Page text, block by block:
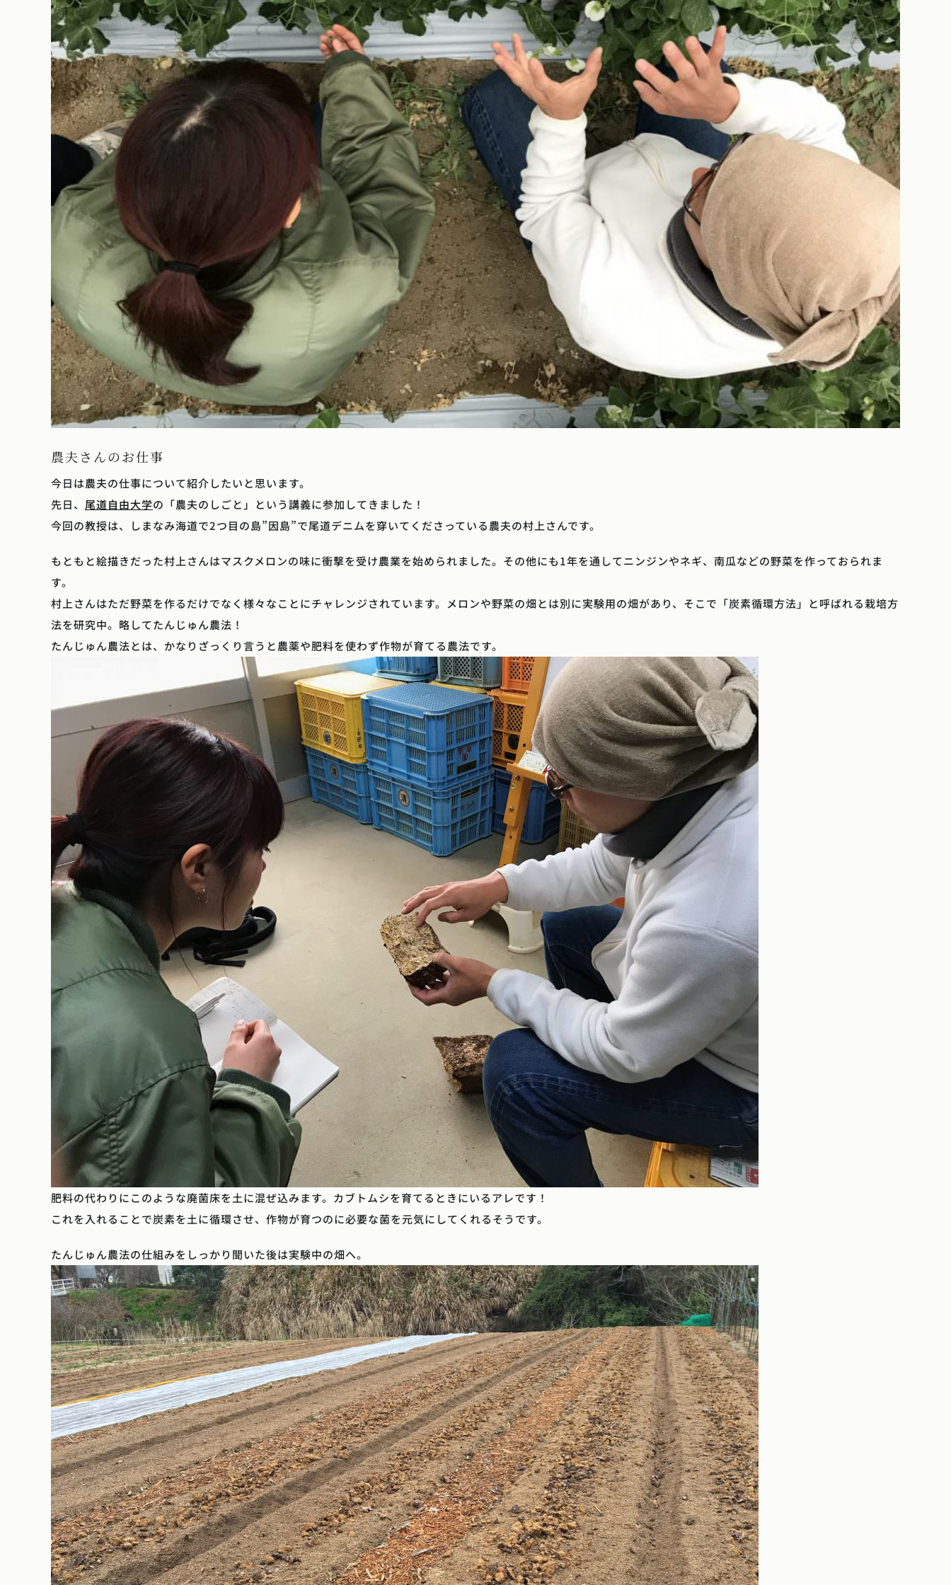
農夫さんのお仕事
今日は農夫の仕事について紹介したいと思います。
先日、 尾道自由大学の「農夫のしごと」という講義に参加してきました！
今回の教授は、しまなみ海道で2つ目の島”因島”で尾道デニムを穿いてくださっている農夫の村上さんです。
もともと絵描きだった村上さんはマスクメロンの味に衝撃を受け農業を始められました。その他にも1年を通してニンジンやネギ、南瓜などの野菜を作っておられま
す。
村上さんはただ野菜を作るだけでなく様々なことにチャレンジされています。メロンや野菜の畑とは別に実験用の畑があり、そこで「炭素循環方法」と呼ばれる栽培方
法を研究中。略してたんじゅん農法！
たんじゅん農法とは、かなりざっくり言うと農薬や肥料を使わず作物が育てる農法です。
肥料の代わりにこのような廃菌床を土に混ぜ込みます。カブトムシを育てるときにいるアレです！
これを入れることで炭素を土に循環させ、作物が育つのに必要な菌を元気にしてくれるそうです。
たんじゅん農法の仕組みをしっかり聞いた後は実験中の畑へ。